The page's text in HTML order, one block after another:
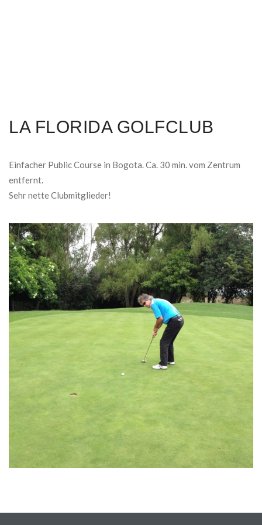
LA FLORIDA GOLFCLUB
Einfacher Public Course in Bogota. Ca. 30 min. vom Zentrum
entfernt.
Sehr nette Clubmitglieder!